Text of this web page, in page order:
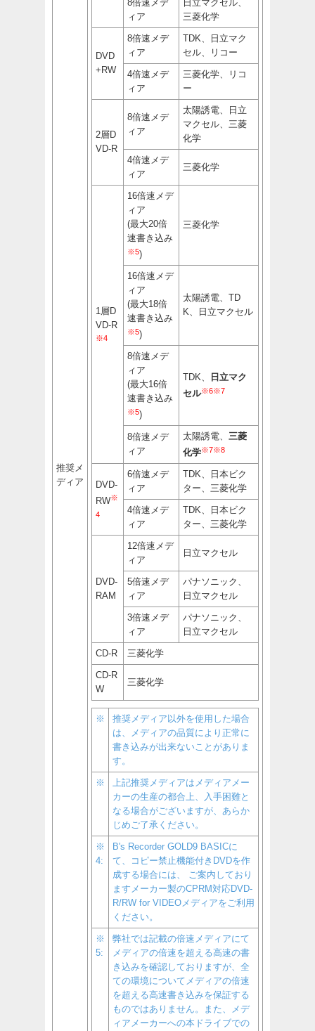
推奨メ
ディア
8倍速メデ
ィア
日立マクセル、
三菱化学
DVD
+RW
8倍速メデ
ィア
TDK、日立マク
セル、リコー
4倍速メデ
ィア
三菱化学、リコ
ー
2層D
VD-R
8倍速メデ
ィア
太陽誘電、日立
マクセル、三菱
化学
4倍速メデ
ィア
三菱化学
1層D
VD-R
※4
16倍速メデ
ィア
(最大20倍
速書き込み
※5)
三菱化学
16倍速メデ
ィア
(最大18倍
速書き込み
※5)
太陽誘電、TD
K、日立マクセル
8倍速メデ
ィア
(最大16倍
速書き込み
※5)
TDK、
日立マク
セル※6※7
8倍速メデ
ィア
太陽誘電、 三菱
化学※7※8
DVD-
RW※
4
6倍速メデ
ィア
TDK、日本ビク
ター、三菱化学
4倍速メデ
ィア
TDK、日本ビク
ター、三菱化学
DVD-
RAM
12倍速メデ
ィア
日立マクセル
5倍速メデ
ィア
パナソニック、
日立マクセル
3倍速メデ
ィア
パナソニック、
日立マクセル
CD-R 三菱化学
CD-R
W
三菱化学
※
推奨メディア以外を使用した場合
は、メディアの品質により正常に
書き込みが出来ないことがありま
す。
※
上記推奨メディアはメディアメー
カーの生産の都合上、入手困難と
なる場合がございますが、あらか
じめご了承ください。
※
4:
B's Recorder GOLD9 BASICに
て、コピー禁止機能付きDVDを作
成する場合には、 ご案内しており
ますメーカー製のCPRM対応DVD-
R/RW for VIDEOメディアをご利用
ください。
※
5:
弊社では記載の倍速メディアにて
メディアの倍速を超える高速の書
き込みを確認しておりますが、全
ての環境についてメディアの倍速
を超える高速書き込みを保証する
ものではありません。また、メデ
ィアメーカーへの本ドライブでの